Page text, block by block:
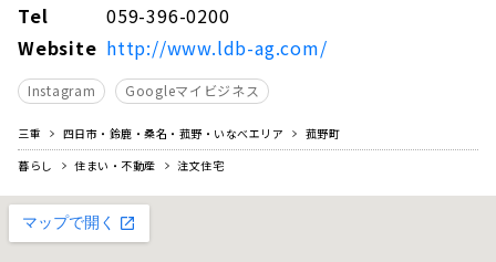
Tel
059-396-0200
Website http://www.ldb-ag.com/
Instagram Googleマイビジネス
三重 四日市・鈴鹿・桑名・菰野・いなべエリア
菰野町
暮らし
住まい・不動産 注文住宅